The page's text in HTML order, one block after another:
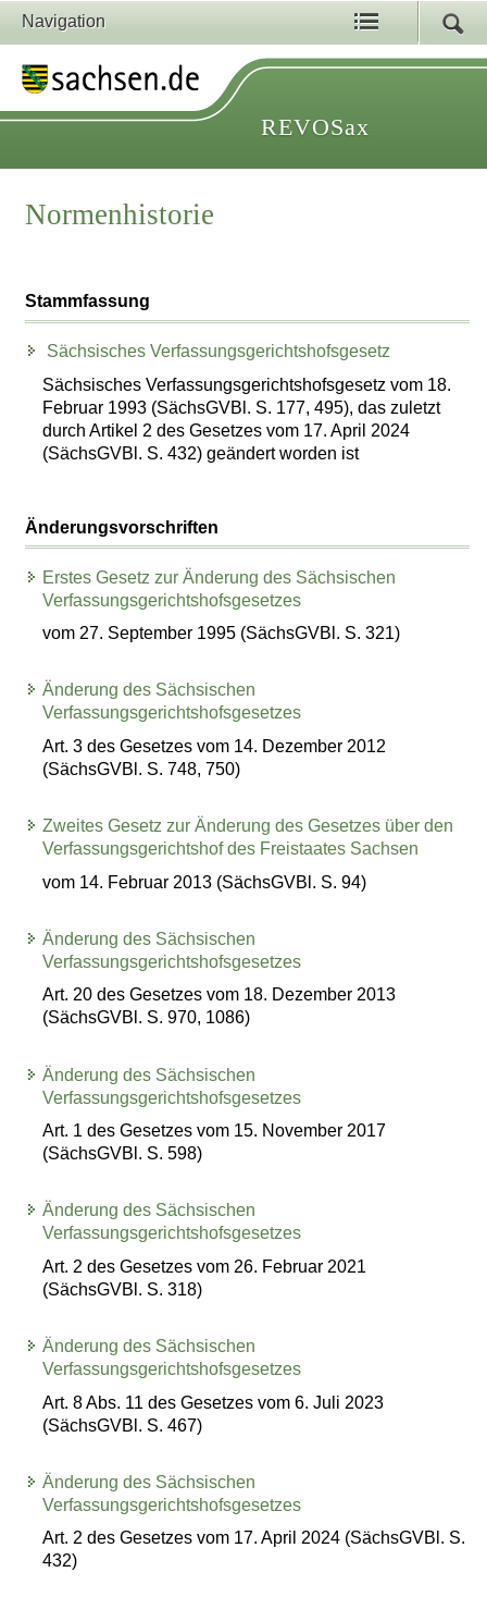
Navigation
REVOSax
Normenhistorie
Stammfassung
Sächsisches Verfassungsgerichtshofsgesetz
Sächsisches Verfassungsgerichtshofsgesetz vom 18.
Februar 1993 (SächsGVBl. S. 177, 495), das zuletzt
durch Artikel 2 des Gesetzes vom 17. April 2024
(SächsGVBl. S. 432) geändert worden ist
Änderungsvorschriften
Erstes Gesetz zur Änderung des Sächsischen
Verfassungsgerichtshofsgesetzes
vom 27. September 1995 (SächsGVBl. S. 321)
Änderung des Sächsischen
Verfassungsgerichtshofsgesetzes
Art. 3 des Gesetzes vom 14. Dezember 2012
(SächsGVBl. S. 748, 750)
Zweites Gesetz zur Änderung des Gesetzes über den
Verfassungsgerichtshof des Freistaates Sachsen
vom 14. Februar 2013 (SächsGVBl. S. 94)
Änderung des Sächsischen
Verfassungsgerichtshofsgesetzes
Art. 20 des Gesetzes vom 18. Dezember 2013
(SächsGVBl. S. 970, 1086)
Änderung des Sächsischen
Verfassungsgerichtshofsgesetzes
Art. 1 des Gesetzes vom 15. November 2017
(SächsGVBl. S. 598)
Änderung des Sächsischen
Verfassungsgerichtshofsgesetzes
Art. 2 des Gesetzes vom 26. Februar 2021
(SächsGVBl. S. 318)
Änderung des Sächsischen
Verfassungsgerichtshofsgesetzes
Art. 8 Abs. 11 des Gesetzes vom 6. Juli 2023
(SächsGVBl. S. 467)
Änderung des Sächsischen
Verfassungsgerichtshofsgesetzes
Art. 2 des Gesetzes vom 17. April 2024 (SächsGVBl. S.
432)